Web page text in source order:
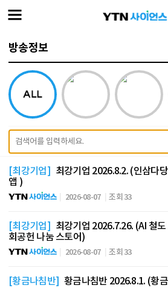
방송정보
[최강기업] 최강기업 2026.8.2. (인삼다
앱 )
2026-08-07 조회 33
[최강기업] 최강기업 2026.7.26. (AI 철
회공헌 나눔 스토어)
2026-08-07 조회 33
[황금나침반] 황금나침반 2026.8.1. (황